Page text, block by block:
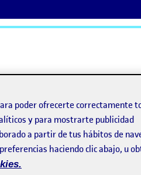
poder ofrecerte correctamente
y para mostrarte publicidad
a partir de tus hábitos de
haciendo clic abajo, u